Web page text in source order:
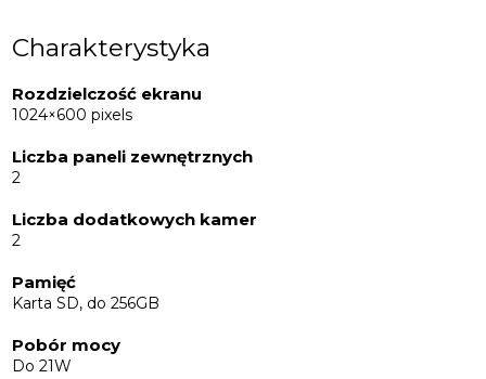
widzenia do 178° i pozostaje jasny i nasycony w każdym
Charakterystyka
Rozdzielczość ekranu
1024×600 pixels
Liczba paneli zewnętrznych
2
Liczba dodatkowych kamer
2
Pamięć
Karta SD, do 256GB
Pobór mocy
Do 21W